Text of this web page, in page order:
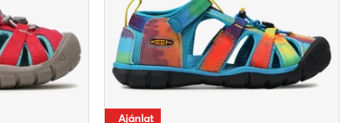
Ajánlat